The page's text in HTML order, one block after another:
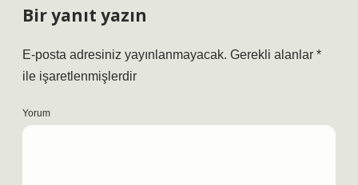
Bir yanıt yazın
E-posta adresiniz yayınlanmayacak. Gerekli alanlar *
ile işaretlenmişlerdir
Yorum